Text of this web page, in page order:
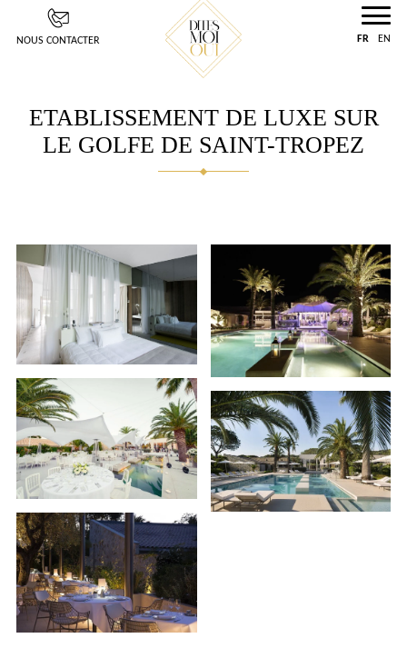
NOUS CONTACTER FR EN
ETABLISSEMENT DE LUXE SUR
LE GOLFE DE SAINT-TROPEZ
Panneau de gestion des cookies